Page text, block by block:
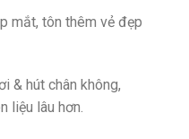
mắt, tôn thêm vẻ đẹp
& hút chân không,
liệu lâu hơn.